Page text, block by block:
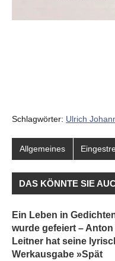
Schlagwörter: Ulrich
Allgemeines
DAS KÖNNTE SIE
Ein Leben in
wurde gefeiert – Anton
Leitner hat seine
Werkausgabe »Spät